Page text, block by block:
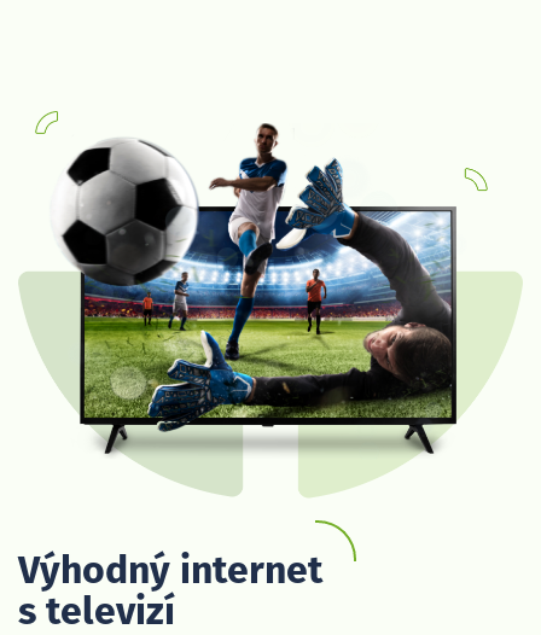
Výhodný internet
s televizí